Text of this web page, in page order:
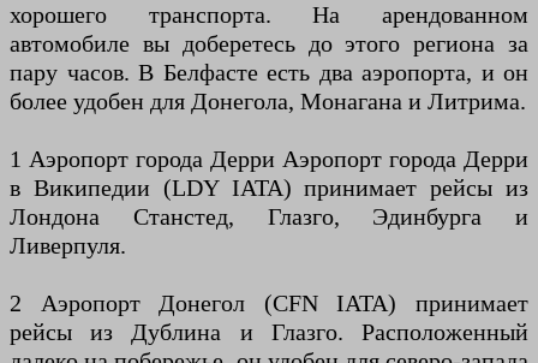
хорошего транспорта. На арендованном
автомобиле вы доберетесь до этого региона за
пару часов. В Белфасте есть два аэропорта, и он
более удобен для Донегола, Монагана и Литрима.
1 Аэропорт города Дерри Аэропорт города Дерри
в Википедии (LDY IATA) принимает рейсы из
Лондона Станстед, Глазго, Эдинбурга и
Ливерпуля.
2 Аэропорт Донегол (CFN IATA) принимает
рейсы из Дублина и Глазго. Расположенный